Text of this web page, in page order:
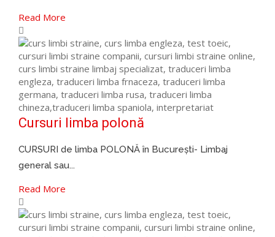
Read More
Cursuri limba polonă
CURSURI de limba POLONĂ în București- Limbaj
general sau...
Read More